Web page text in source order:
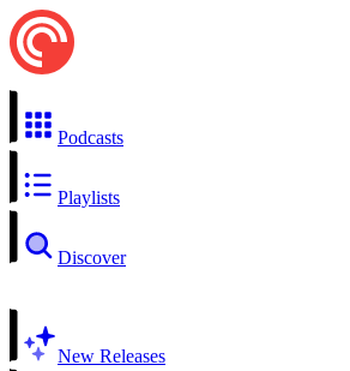
Podcasts
Playlists
Discover
New Releases